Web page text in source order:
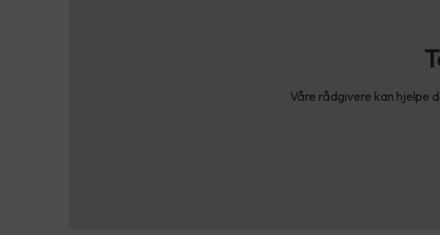
Våre rådgivere kan hjelpe